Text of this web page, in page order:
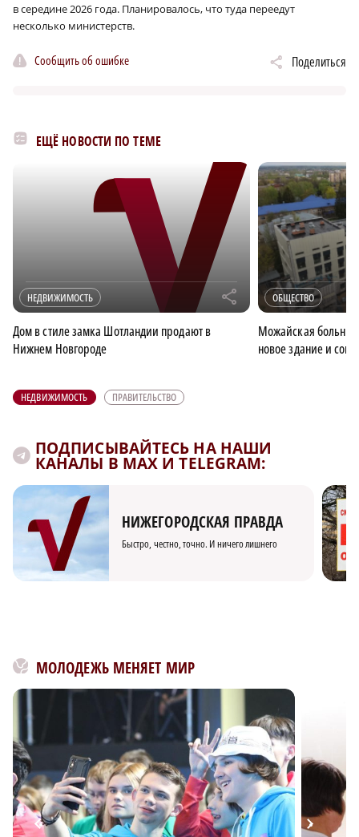
в середине 2026 года. Планировалось, что туда переедут
несколько министерств.
Сообщить об ошибке Поделиться
ЕЩЁ НОВОСТИ ПО ТЕМЕ
НЕДВИЖИМОСТЬ r
Дом в стиле замка Шотландии продают в
Нижнем Новгороде
ОБЩЕСТВО
Можайская
новое здание и
НЕДВИЖИМОСТЬ ПРАВИТЕЛЬСТВО
ПОДПИСЫВАЙТЕСЬ НА НАШИ
КАНАЛЫ В MAX И TELEGRAM:
НИЖЕГОРОДСКАЯ ПРАВДА
Быстро, честно, точно. И ничего лишнего
МОЛОДЕЖЬ МЕНЯЕТ МИР